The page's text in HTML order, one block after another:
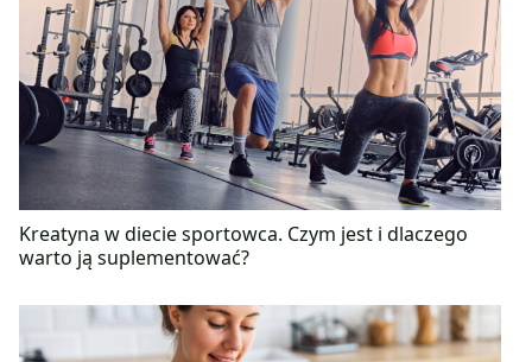
Kreatyna w diecie sportowca. Czym jest i dlaczego
warto ją suplementować?